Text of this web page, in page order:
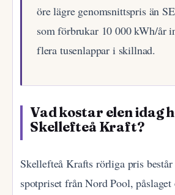
öre lägre genomsnittspris än
som förbrukar 10 000 kWh/år
flera tusenlappar i skillnad.
Vad kostar elen idag
Skellefteå Kraft?
Skellefteå Krafts rörliga pris består
spotpriset från Nord Pool, påslaget